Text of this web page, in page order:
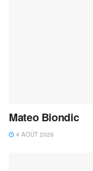
Mateo Biondic
4 AOÛT 2026